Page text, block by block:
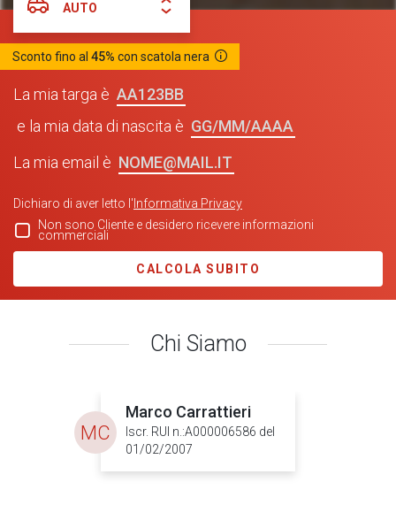
AUTO
Sconto fino al 45% con scatola nera
La mia targa è
AA123BB
e la mia data di nascita è
GG/MM/AAAA
La mia email è NOME@MAIL.IT
Dichiaro di aver letto l' Informativa Privacy
Non sono Cliente e desidero ricevere informazioni
commerciali
CALCOLA SUBITO
Chi Siamo
Marco Carrattieri
Iscr. RUI n.:A000006586 del
01/02/2007
MC